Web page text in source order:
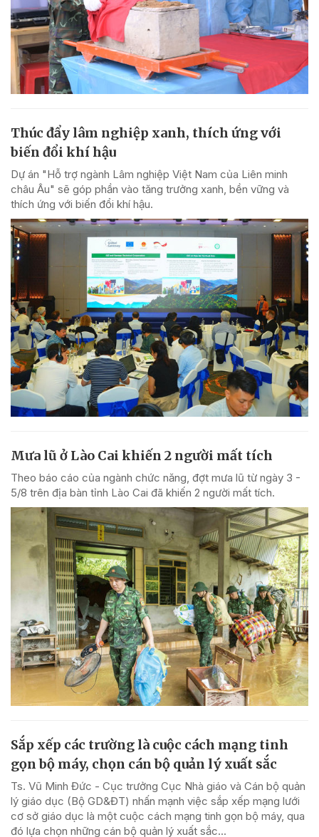
Thúc đẩy lâm nghiệp xanh, thích ứng với
biến đổi khí hậu
Dự án "Hỗ trợ ngành Lâm nghiệp Việt Nam của Liên minh
châu Âu" sẽ góp phần vào tăng trưởng xanh, bền vững và
thích ứng với biến đổi khí hậu.
Mưa lũ ở Lào Cai khiến 2 người mất tích
Theo báo cáo của ngành chức năng, đợt mưa lũ từ ngày 3 -
5/8 trên địa bàn tỉnh Lào Cai đã khiến 2 người mất tích.
Sắp xếp các trường là cuộc cách mạng tinh
gọn bộ máy, chọn cán bộ quản lý xuất sắc
Ts. Vũ Minh Đức - Cục trưởng Cục Nhà giáo và Cán bộ quản
lý giáo dục (Bộ GD&ĐT) nhấn mạnh việc sắp xếp mạng lưới
cơ sở giáo dục là một cuộc cách mạng tinh gọn bộ máy, qua
đó lựa chọn những cán bộ quản lý xuất sắc...